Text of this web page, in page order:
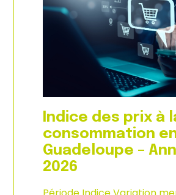
Indice des prix à
consommation
Guadeloupe –
2026